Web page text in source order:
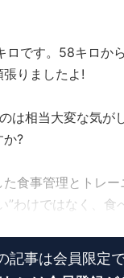
です。58キロか
りましたよ!
相当大変な気が
か?
食事管理とトレー
”わけではなく、食
記事は会員限定